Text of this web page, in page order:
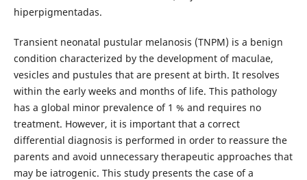
hiperpigmentadas.
Transient neonatal pustular melanosis (TNPM) is a benign
condition characterized by the development of maculae,
vesicles and pustules that are present at birth. It resolves
within the early weeks and months of life. This pathology
has a global minor prevalence of 1 % and requires no
treatment. However, it is important that a correct
differential diagnosis is performed in order to reassure the
parents and avoid unnecessary therapeutic approaches that
may be iatrogenic. This study presents the case of a